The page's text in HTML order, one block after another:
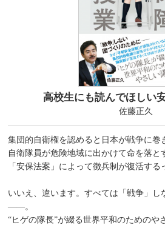
高校生にも読んでほしい
佐藤正久
集団的自衛権を認めると日本が戦争に巻
自衛隊員が危険地域に出かけて命を落と
「安保法案」によって徴兵制が復活する
いいえ、違います。すべては「戦争」し
――。
“ヒゲの隊長”が綴る世界平和のためのや